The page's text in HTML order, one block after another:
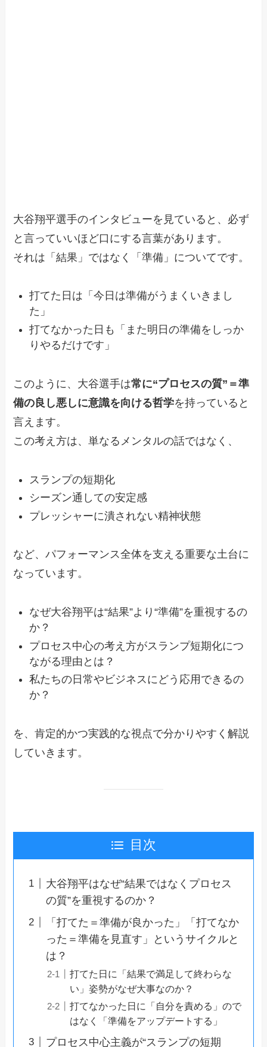
大谷翔平選手のインタビューを見ていると、必ず
と言っていいほど口にする言葉があります。
それは「結果」ではなく「準備」についてです。
打てた日は「今日は準備がうまくいきまし
た」
打てなかった日も「また明日の準備をしっか
りやるだけです」
このように、大谷選手は常に“プロセスの質”＝準
備の良し悪しに意識を向ける哲学を持っていると
言えます。
この考え方は、単なるメンタルの話ではなく、
スランプの短期化
シーズン通しての安定感
プレッシャーに潰されない精神状態
など、パフォーマンス全体を支える重要な土台に
なっています。
なぜ大谷翔平は“結果”より“準備”を重視するの
か？
プロセス中心の考え方がスランプ短期化につ
ながる理由とは？
私たちの日常やビジネスにどう応用できるの
か？
を、肯定的かつ実践的な視点で分かりやすく解説
していきます。
目次
大谷翔平はなぜ“結果ではなくプロセス
の質”を重視するのか？
「打てた＝準備が良かった」「打てなか
った＝準備を見直す」というサイクルと
は？
打てた日に「結果で満足して終わらな
い」姿勢がなぜ大事なのか？
打てなかった日に「自分を責める」ので
はなく「準備をアップデートする」
プロセス中心主義が“スランプの短期